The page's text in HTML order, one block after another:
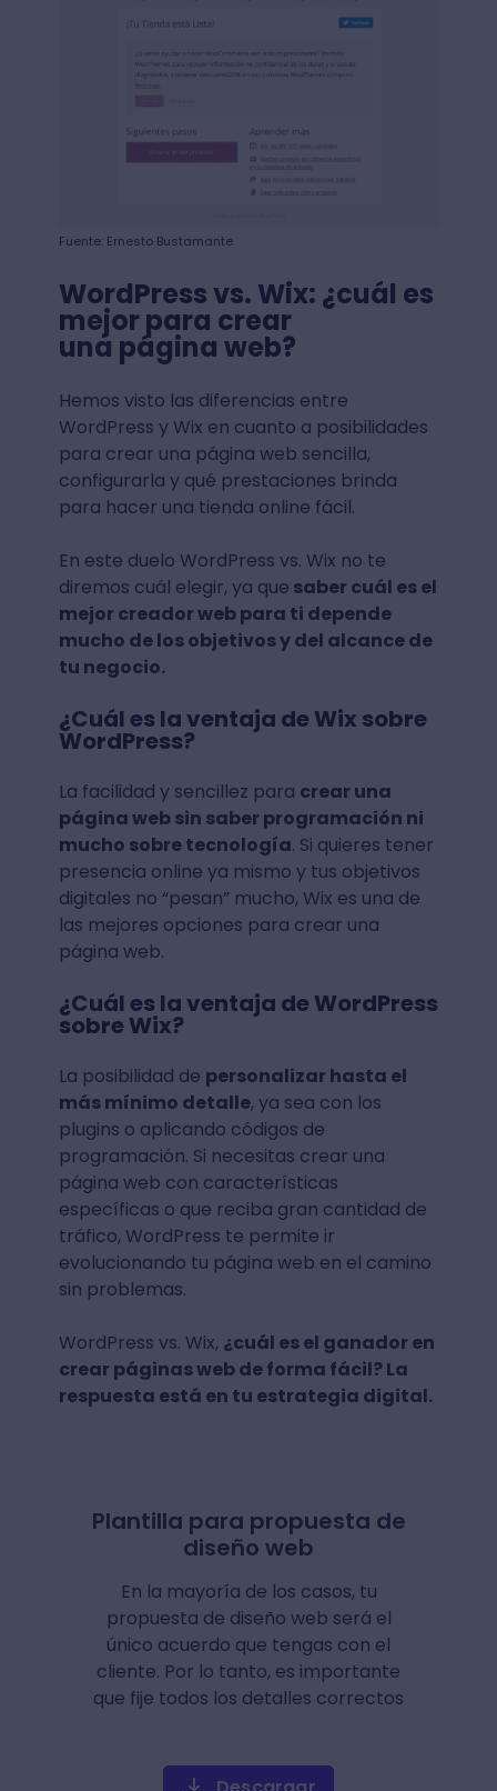
Fuente: Ernesto Bustamante
WordPress vs. Wix: ¿cuál es
mejor para crear
una página web?
Hemos visto las diferencias entre
WordPress y Wix en cuanto a posibilidades
para crear una página web sencilla,
configurarla y qué prestaciones brinda
para hacer una tienda online fácil.
En este duelo WordPress vs. Wix no te
diremos cuál elegir, ya que saber cuál es el
mejor creador web para ti depende
mucho de los objetivos y del alcance de
tu negocio.
¿Cuál es la ventaja de Wix sobre
WordPress?
La facilidad y sencillez para crear una
página web sin saber programación ni
mucho sobre tecnología. Si quieres tener
presencia online ya mismo y tus objetivos
digitales no “pesan” mucho, Wix es una de
las mejores opciones para crear una
página web.
¿Cuál es la ventaja de WordPress
sobre Wix?
La posibilidad de personalizar hasta el
más mínimo detalle, ya sea con los
plugins o aplicando códigos de
programación. Si necesitas crear una
página web con características
específicas o que reciba gran cantidad de
tráfico, WordPress te permite ir
evolucionando tu página web en el camino
sin problemas.
WordPress vs. Wix, ¿cuál es el ganador en
crear páginas web de forma fácil? La
respuesta está en tu estrategia digital.
Plantilla para propuesta de
diseño web
En la mayoría de los casos, tu
propuesta de diseño web será el
único acuerdo que tengas con el
cliente. Por lo tanto, es importante
que fije todos los detalles correctos